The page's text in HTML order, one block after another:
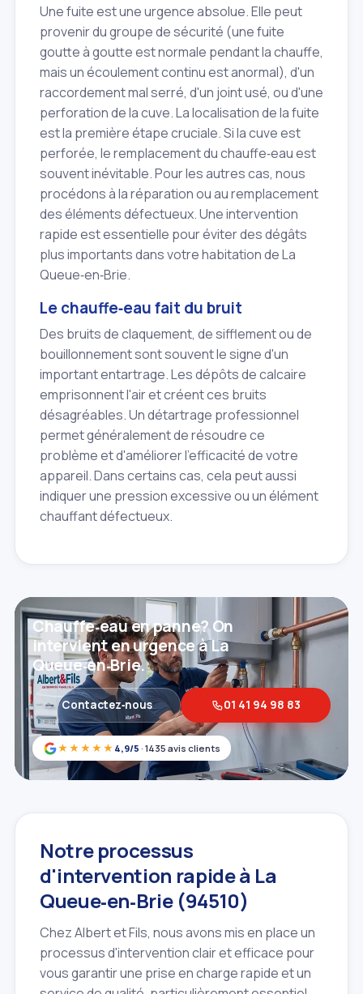
Une fuite est une urgence absolue. Elle peut
provenir du groupe de sécurité (une fuite
goutte à goutte est normale pendant la chauffe,
mais un écoulement continu est anormal), d'un
raccordement mal serré, d'un joint usé, ou d'une
perforation de la cuve. La localisation de la fuite
est la première étape cruciale. Si la cuve est
perforée, le remplacement du chauffe‑eau est
souvent inévitable. Pour les autres cas, nous
procédons à la réparation ou au remplacement
des éléments défectueux. Une intervention
rapide est essentielle pour éviter des dégâts
plus importants dans votre habitation de La
Queue‑en‑Brie.
Le chauffe‑eau fait du bruit
Des bruits de claquement, de sifflement ou de
bouillonnement sont souvent le signe d'un
important entartrage. Les dépôts de calcaire
emprisonnent l'air et créent ces bruits
désagréables. Un détartrage professionnel
permet généralement de résoudre ce
problème et d'améliorer l'efficacité de votre
appareil. Dans certains cas, cela peut aussi
indiquer une pression excessive ou un élément
chauffant défectueux.
★★★★★ 4,9/5 · 1435 avis clients
Chauffe‑eau en panne? On
intervient en urgence à La
Queue‑en‑Brie.
Contactez‑nous 01 41 94 98 83
Notre processus
d'intervention rapide à La
Queue‑en‑Brie (94510)
Chez Albert et Fils, nous avons mis en place un
processus d'intervention clair et efficace pour
vous garantir une prise en charge rapide et un